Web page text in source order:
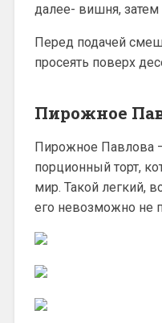
далее- вишня,
Перед подачей
просеять поверх
Пирожное
Пирожное Павлова
порционный торт,
мир. Такой легкий,
его невозможно не